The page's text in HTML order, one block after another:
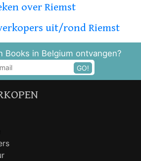
over Riemst
uit/rond Riemst
Books in Belgium ontvangen?
GO!